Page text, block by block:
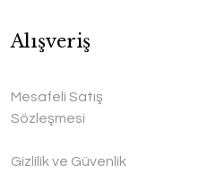
Alışveriş
Mesafeli Satış
Sözleşmesi
Gizlilik ve Güvenlik